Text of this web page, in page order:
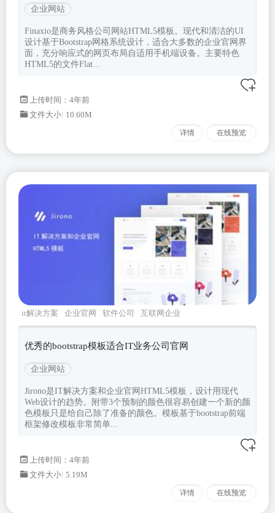
企业网站
Finaxio是商务风格公司网站HTML5模板。现代和清洁的UI
设计基于Bootstrap网格系统设计，适合大多数的企业官网界
面，充分响应式的网页布局自适用手机端设备。主要特色
HTML5的文件Flat...
上传时间：4年前
文件大小: 10.60M
详情 在线预览
it解决方案 企业官网 软件公司
互联网企业
优秀的bootstrap模板适合IT业务公司官网
企业网站
Jirono是IT解决方案和企业官网HTML5模板，设计用现代
Web设计的趋势。附带3个预制的颜色很容易创建一个新的颜
色模板只是给自己除了准备的颜色。模板基于bootstrap前端
框架修改模板非常简单...
上传时间：4年前
文件大小: 5.19M
详情 在线预览